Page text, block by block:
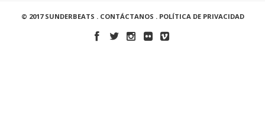
© 2017 SUNDERBEATS . CONTÁCTANOS . POLÍTICA DE PRIVACIDAD